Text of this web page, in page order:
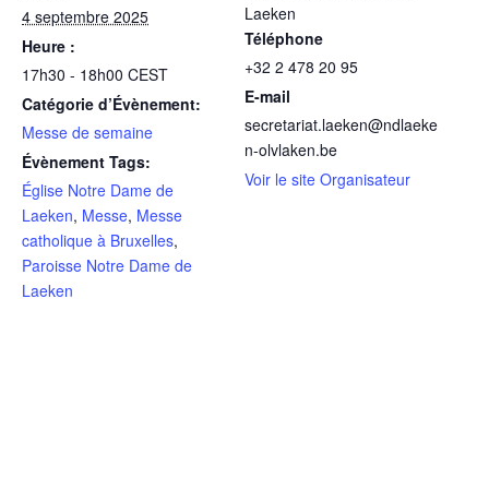
4 septembre 2025
Heure :
17h30 - 18h00 CEST
Catégorie d’Évènement:
Messe de semaine
Évènement Tags:
Église Notre Dame de
Laeken, Messe, Messe
catholique à Bruxelles,
Paroisse Notre Dame de
Laeken
Laeken
Téléphone
+32 2 478 20 95
E-mail
secretariat.laeken@ndlaeke
n-olvlaken.be
Voir le site Organisateur